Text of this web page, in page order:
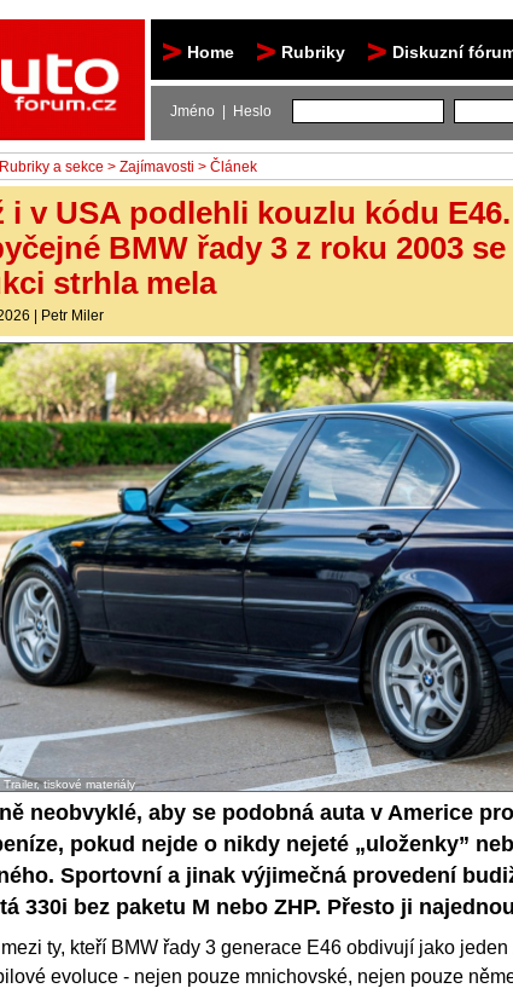
Home Rubriky Diskuzní
Jméno | Heslo
Rubriky a sekce > Zajímavosti > Článek
i v USA podlehli kouzlu kódu
BMW řady 3 z roku 2003
strhla mela
| Petr Miler
tiskové materiály
neobvyklé, aby se podobná auta v Americe
pokud nejde o nikdy nejeté „uloženky”
Sportovní a jinak výjimečná provedení
330i bez paketu M nebo ZHP. Přesto ji
ty, kteří BMW řady 3 generace E46 obdivují jako
evoluce - nejen pouze mnichovské, nejen pouze